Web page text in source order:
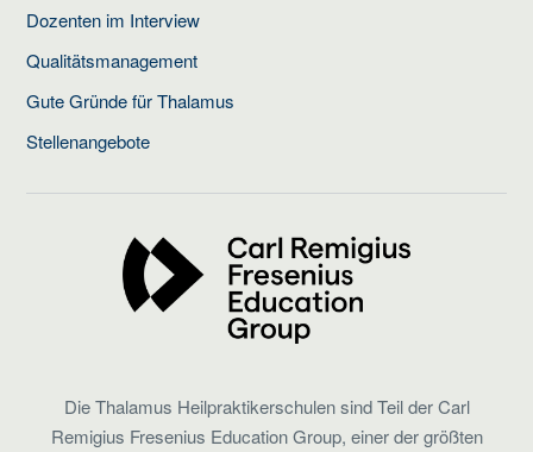
Dozenten im Interview
Qualitätsmanagement
Gute Gründe für Thalamus
Stellenangebote
Die Thalamus Heilpraktikerschulen sind Teil der Carl
Remigius Fresenius Education Group, einer der größten